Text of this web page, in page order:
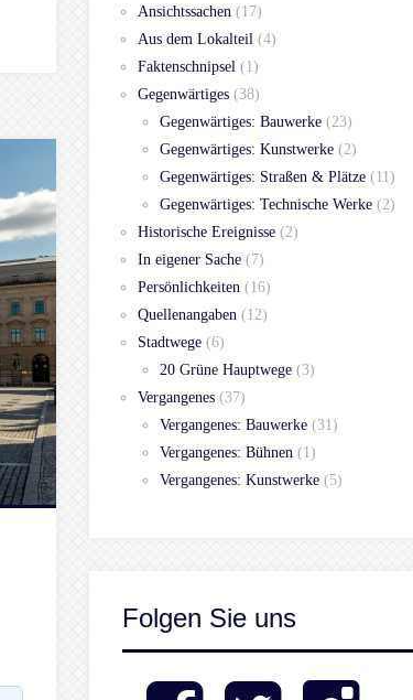
Ansichtssachen (17)
Aus dem Lokalteil (4)
Faktenschnipsel (1)
Gegenwärtiges (38)
Gegenwärtiges: Bauwerke (23)
Gegenwärtiges: Kunstwerke (2)
Gegenwärtiges: Straßen & Plätze (11)
Gegenwärtiges: Technische Werke (2)
Historische Ereignisse (2)
In eigener Sache (7)
Persönlichkeiten (16)
Quellenangaben (12)
Stadtwege (6)
20 Grüne Hauptwege (3)
Vergangenes (37)
Vergangenes: Bauwerke (31)
Vergangenes: Bühnen (1)
Vergangenes: Kunstwerke (5)
Folgen Sie uns
Facebook Twitter Instagram